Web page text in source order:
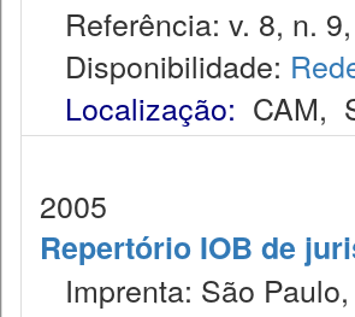
Referência: v. 8, n.
Disponibilidade:
Localização: CAM,
2005
Repertório IOB de
Imprenta: São